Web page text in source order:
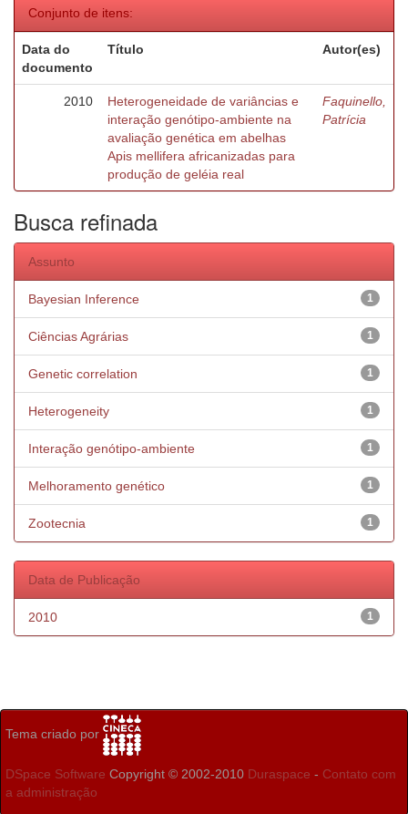
Conjunto de itens:
Data do
documento
Título Autor(es)
2010
Heterogeneidade de variâncias e
interação genótipo-ambiente na
avaliação genética em abelhas
Apis mellifera africanizadas para
produção de geléia real
Faquinello,
Patrícia
Busca refinada
Assunto
1
Bayesian Inference
1
Ciências Agrárias
1
Genetic correlation
1
Heterogeneity
1
Interação genótipo-ambiente
1
Melhoramento genético
1
Zootecnia
Data de Publicação
1
2010
Tema criado por
DSpace Software Copyright © 2002-2010 Duraspace - Contato com
a administração